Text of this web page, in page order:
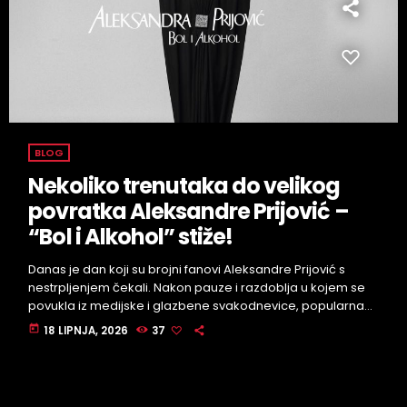
BLOG
Nekoliko trenutaka do velikog
povratka Aleksandre Prijović –
“Bol i Alkohol” stiže!
Danas je dan koji su brojni fanovi Aleksandre Prijović s
nestrpljenjem čekali. Nakon pauze i razdoblja u kojem se
povukla iz medijske i glazbene svakodnevice, popularna
pjevačica vraća se na scenu s novim albumom koji će
today 18 LIPNJA, 2026 37